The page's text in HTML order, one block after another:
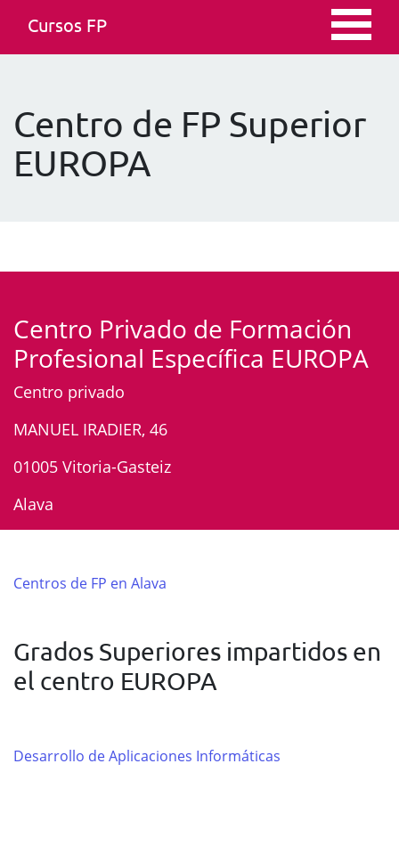
Cursos FP
Centro de FP Superior
EUROPA
Centro Privado de Formación
Profesional Específica EUROPA
Centro privado
MANUEL IRADIER, 46
01005 Vitoria-Gasteiz
Alava
Centros de FP en Alava
Grados Superiores impartidos en
el centro EUROPA
Desarrollo de Aplicaciones Informáticas